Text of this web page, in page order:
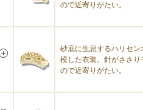
ので近寄りがたい。
砂底に生息するハリセン
模した衣装。針がささり
ので近寄りがたい。